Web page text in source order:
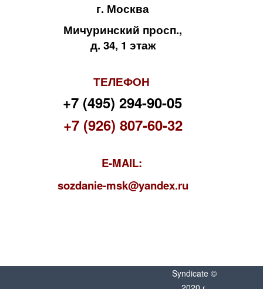
г. Москва
Мичуринский просп.,
д. 34, 1 этаж
ТЕЛЕФОН
+7 (495) 294-90-05
+7 (926) 807-60-32
E-MAIL:
sozdanie-msk@yandex.ru
Syndicate ©